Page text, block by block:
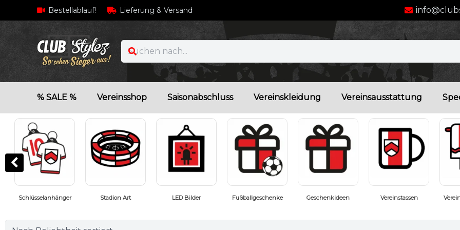
Bestellablauf! Lieferung & Versand
% SALE % Vereinsshop Saisonabschluss Vereinskleidung Vereinsausstattung
LED Bilder Fußballgeschenke Geschenkideen Vereinstassen Vereinshandtücher Badeschuhe